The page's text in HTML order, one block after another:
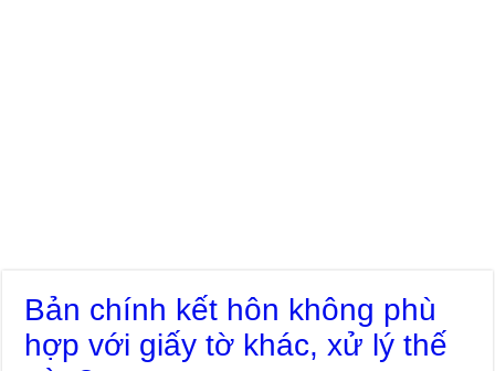
Bản chính kết hôn không phù
hợp với giấy tờ khác, xử lý thế